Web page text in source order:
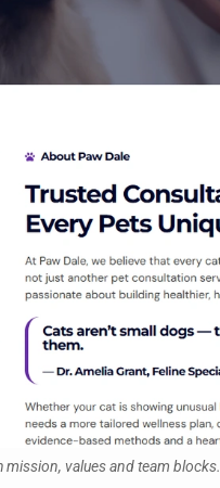
values and team blocks.